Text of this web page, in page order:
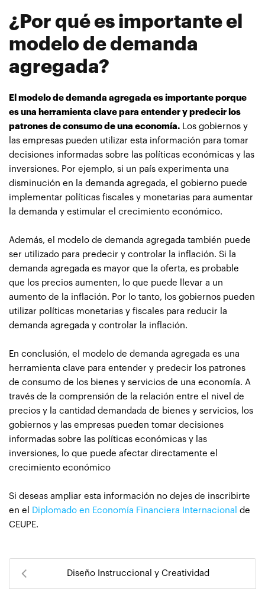
¿Por qué es importante el
modelo de demanda
agregada?
El modelo de demanda agregada es importante porque
es una herramienta clave para entender y predecir los
patrones de consumo de una economía. Los gobiernos y
las empresas pueden utilizar esta información para tomar
decisiones informadas sobre las políticas económicas y las
inversiones. Por ejemplo, si un país experimenta una
disminución en la demanda agregada, el gobierno puede
implementar políticas fiscales y monetarias para aumentar
la demanda y estimular el crecimiento económico.
Además, el modelo de demanda agregada también puede
ser utilizado para predecir y controlar la inflación. Si la
demanda agregada es mayor que la oferta, es probable
que los precios aumenten, lo que puede llevar a un
aumento de la inflación. Por lo tanto, los gobiernos pueden
utilizar políticas monetarias y fiscales para reducir la
demanda agregada y controlar la inflación.
En conclusión, el modelo de demanda agregada es una
herramienta clave para entender y predecir los patrones
de consumo de los bienes y servicios de una economía. A
través de la comprensión de la relación entre el nivel de
precios y la cantidad demandada de bienes y servicios, los
gobiernos y las empresas pueden tomar decisiones
informadas sobre las políticas económicas y las
inversiones, lo que puede afectar directamente el
crecimiento económico
Si deseas ampliar esta información no dejes de inscribirte
en el
Diplomado en Economía Financiera Internacional de
CEUPE.
Diseño Instruccional y Creatividad